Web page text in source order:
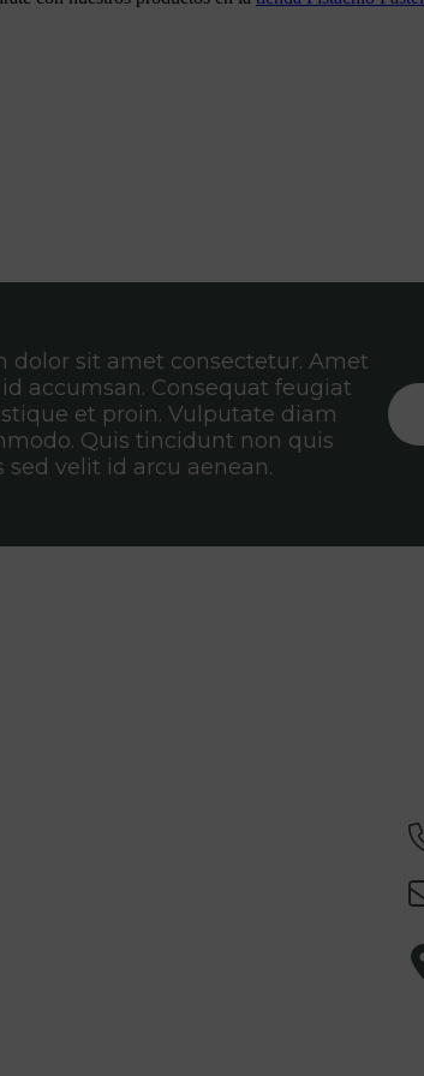
dolor sit amet consectetur. Amet
accumsan. Consequat feugiat
et proin. Vulputate diam
Quis tincidunt non quis
sed velit id arcu aenean.